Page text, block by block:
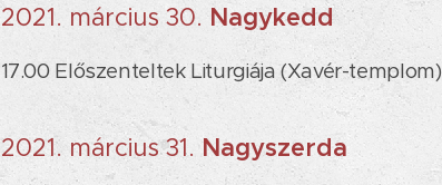
2021. március 30. Nagykedd
17.00 Előszenteltek Liturgiája (Xavér-templom)
2021. március 31. Nagyszerda